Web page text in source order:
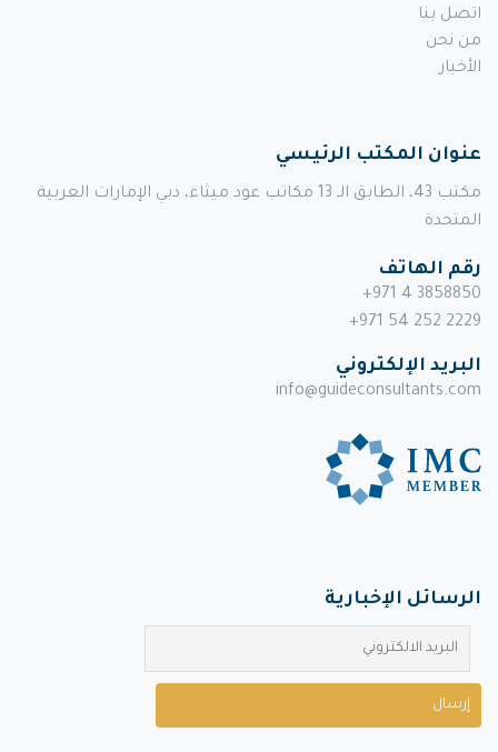
اتصل بنا
من نحن
الأخبار
عنوان المكتب الرئيسي
مكتب 43، الطابق الـ 13 مكاتب عود ميثاء، دبي الإمارات العربية
المتحدة
رقم الهاتف
+971 4 3858850
+971 54 252 2229
البريد الإلكتروني
info@guideconsultants.com
الرسائل الإخبارية